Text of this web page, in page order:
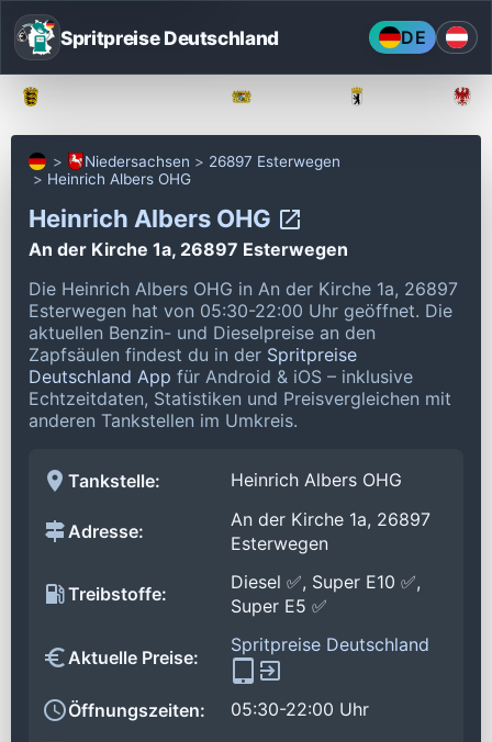
Spritpreise Deutschland DE
Niedersachsen
26897 Esterwegen
Heinrich Albers OHG
Heinrich Albers OHG
An der Kirche 1a, 26897 Esterwegen
Die Heinrich Albers OHG in An der Kirche 1a, 26897
Esterwegen hat von 05:30-22:00 Uhr geöffnet. Die
aktuellen Benzin- und Dieselpreise an den
Zapfsäulen findest du in der Spritpreise
Deutschland App für Android & iOS – inklusive
Echtzeitdaten, Statistiken und Preisvergleichen mit
anderen Tankstellen im Umkreis.
Tankstelle: Heinrich Albers OHG
Adresse:
An der Kirche 1a, 26897
Esterwegen
Treibstoffe:
Diesel ✅, Super E10 ✅,
Super E5 ✅
Aktuelle Preise:
Spritpreise Deutschland
Öffnungszeiten:
05:30-22:00 Uhr